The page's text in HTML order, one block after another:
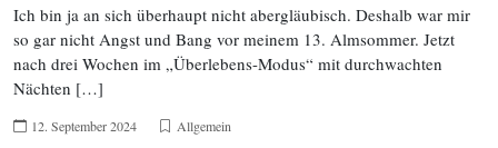
Ich bin ja an sich überhaupt nicht abergläubisch. Deshalb war mir
so gar nicht Angst und Bang vor meinem 13. Almsommer. Jetzt
nach drei Wochen im „Überlebens-Modus“ mit durchwachten
Nächten […]
12. September 2024 Allgemein